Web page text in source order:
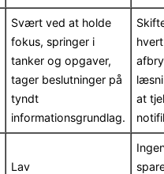
Svært ved at holde
fokus, springer i
tanker og opgaver,
tager beslutninger på
tyndt
informationsgrundlag.
at
Lav